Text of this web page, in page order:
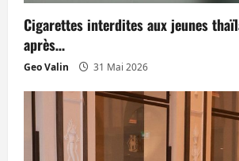
Cigarettes interdites aux jeunes
après…
Geo Valin 31 Mai 2026